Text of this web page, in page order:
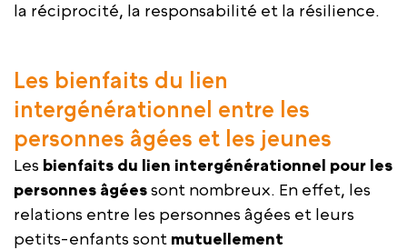
la réciprocité, la responsabilité et la résilience.
Les bienfaits du lien
intergénérationnel entre les
personnes âgées et les jeunes
Les bienfaits du lien intergénérationnel pour les
personnes âgéessont nombreux. En effet, les
relations entre les personnes âgées et leurs
petits-enfants sont mutuellement